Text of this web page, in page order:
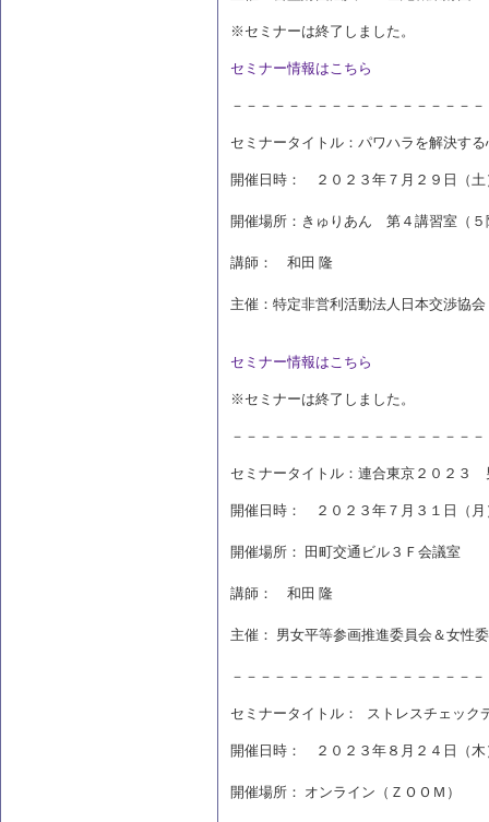
※セミナーは終了しました。
セミナー情報はこちら
－－－－－－－－－－－－－－－－－
セミナータイトル：パワハラを解決す
開催日時： ２０２３年７月２９日（
開催場所：きゅりあん 第４講習室（５
講師： 和田 隆
主催：特定非営利活動法人日本交渉協会
セミナー情報はこちら
※セミナーは終了しました。
－－－－－－－－－－－－－－－－－
セミナータイトル：連合東京２０２３
開催日時： ２０２３年７月３１日（
開催場所： 田町交通ビル３Ｆ会議室
講師： 和田 隆
主催： 男女平等参画推進委員会＆女性
－－－－－－－－－－－－－－－－－
セミナータイトル： ストレスチェック
開催日時： ２０２３年８月２４日（
開催場所： オンライン（ＺＯＯＭ）